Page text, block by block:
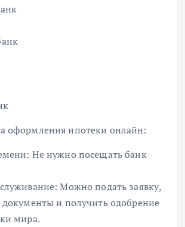
оформления ипотеки онлайн:
Не нужно посещать банк
Можно подать заявку,
документы и получить одобрение
мира.